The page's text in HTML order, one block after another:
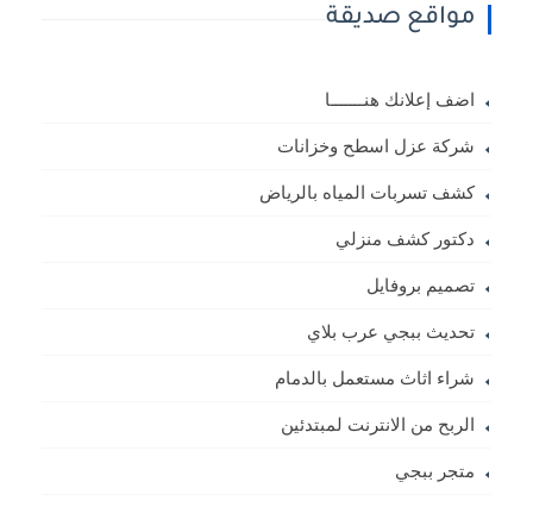
مواقع صديقة
اضف إعلانك هنـــــــا
شركة عزل اسطح وخزانات
كشف تسربات المياه بالرياض
دكتور كشف منزلي
تصميم بروفايل
تحديث ببجي عرب بلاي
شراء اثاث مستعمل بالدمام
الربح من الانترنت لمبتدئين
متجر ببجي